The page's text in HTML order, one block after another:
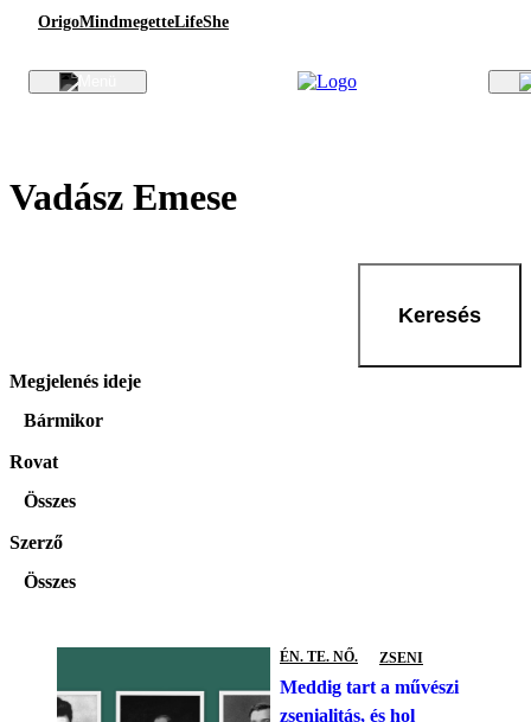
OrigoMindmegetteLifeShe
Vadász Emese
Keresés
Megjelenés ideje
Bármikor
Rovat
Összes
Szerző
Összes
ÉN. TE. NŐ. ZSENI
Meddig tart a művészi
zsenialitás, és hol